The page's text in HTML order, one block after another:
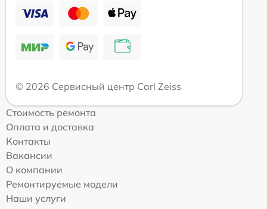
© 2026 Сервисный центр Carl Zeiss
Стоимость ремонта
Оплата и доставка
Контакты
Вакансии
О компании
Ремонтируемые модели
Наши услуги